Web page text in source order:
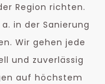
Region richten.
in der Sanierung
Wir gehen jede
und zuverlässig
auf höchstem